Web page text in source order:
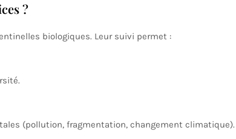
?
biologiques. Leur suivi permet :
(pollution, fragmentation, changement climatique).